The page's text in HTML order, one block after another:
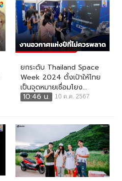
ยกระดับ Thailand Space
Week 2024 ตั้งเป้าให้ไทย
เป็นจุดหมายเชื่อมโยง...
10:46 น.
10 ต.ค. 2567